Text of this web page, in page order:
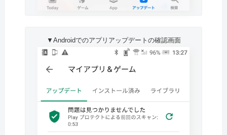
▼Androidでのアプリアップデートの確認画面